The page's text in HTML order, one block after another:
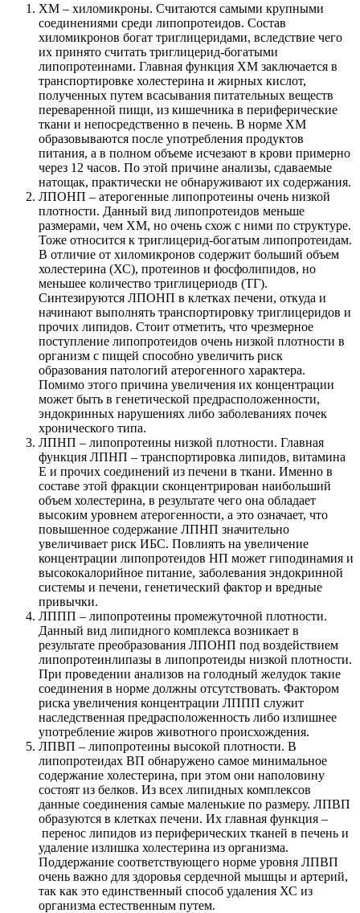
ХМ – хиломикроны. Считаются самыми крупными
соединениями среди липопротеидов. Состав
хиломикронов богат триглицеридами, вследствие чего
их принято считать триглицерид-богатыми
липопротеинами. Главная функция ХМ заключается в
транспортировке холестерина и жирных кислот,
полученных путем всасывания питательных веществ
переваренной пищи, из кишечника в периферические
ткани и непосредственно в печень. В норме ХМ
образовываются после употребления продуктов
питания, а в полном объеме исчезают в крови примерно
через 12 часов. По этой причине анализы, сдаваемые
натощак, практически не обнаруживают их содержания.
ЛПОНП – атерогенные липопротеины очень низкой
плотности. Данный вид липопротеидов меньше
размерами, чем ХМ, но очень схож с ними по структуре.
Тоже относится к триглицерид-богатым липопротеидам.
В отличие от хиломикронов содержит больший объем
холестерина (ХС), протеинов и фосфолипидов, но
меньшее количество триглицериодв (ТГ).
Синтезируются ЛПОНП в клетках печени, откуда и
начинают выполнять транспортировку триглицеридов и
прочих липидов. Стоит отметить, что чрезмерное
поступление липопротеидов очень низкой плотности в
организм с пищей способно увеличить риск
образования патологий атерогенного характера.
Помимо этого причина увеличения их концентрации
может быть в генетической предрасположенности,
эндокринных нарушениях либо заболеваниях почек
хронического типа.
ЛПНП – липопротеины низкой плотности. Главная
функция ЛПНП – транспортировка липидов, витамина
Е и прочих соединений из печени в ткани. Именно в
составе этой фракции сконцентрирован наибольший
объем холестерина, в результате чего она обладает
высоким уровнем атерогенности, а это означает, что
повышенное содержание ЛПНП значительно
увеличивает риск ИБС. Повлиять на увеличение
концентрации липопротеидов НП может гиподинамия и
высококалорийное питание, заболевания эндокринной
системы и печени, генетический фактор и вредные
привычки.
ЛППП – липопротеины промежуточной плотности.
Данный вид липидного комплекса возникает в
результате преобразования ЛПОНП под воздействием
липопротеинлипазы в липопротеиды низкой плотности.
При проведении анализов на голодный желудок такие
соединения в норме должны отсутствовать. Фактором
риска увеличения концентрации ЛППП служит
наследственная предрасположенность либо излишнее
употребление жиров животного происхождения.
ЛПВП – липопротеины высокой плотности. В
липопротеидах ВП обнаружено самое минимальное
содержание холестерина, при этом они наполовину
состоят из белков. Из всех липидных комплексов
данные соединения самые маленькие по размеру. ЛПВП
образуются в клетках печени. Их главная функция –
перенос липидов из периферических тканей в печень и
удаление излишка холестерина из организма.
Поддержание соответствующего норме уровня ЛПВП
очень важно для здоровья сердечной мышцы и артерий,
так как это единственный способ удаления ХС из
организма естественным путем.